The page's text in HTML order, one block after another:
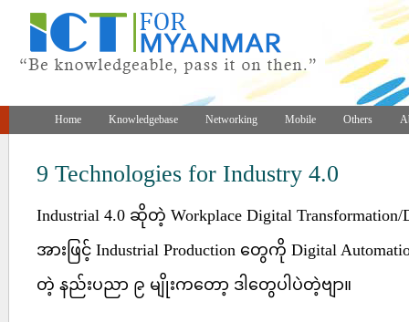
Home Knowledgebase Networking Mobile Others
9 Technologies for Industry 4.0
Industrial 4.0 ဆိုတဲ့ Workplace Digital
အားဖြင့် Industrial Production တွေကို Digital
တဲ့ နည်းပညာ ၉ မျိုးကတော့ ဒါတွေပါပဲတဲ့ဗျာ။